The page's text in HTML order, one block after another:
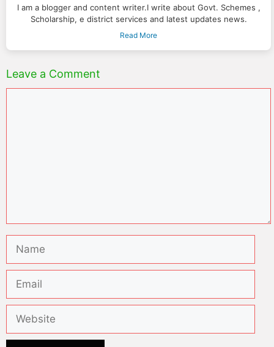
I am a blogger and content writer.I write about Govt. Schemes ,
Scholarship, e district services and latest updates news.
Read More
Leave a Comment